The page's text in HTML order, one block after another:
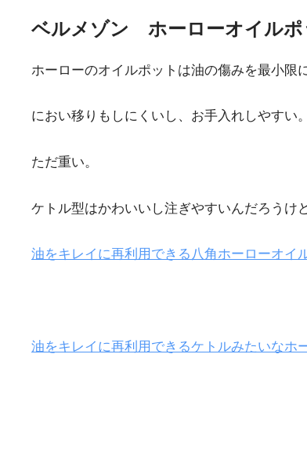
ベルメゾン ホーローオイルポ
ホーローのオイルポットは油の傷みを最小限
におい移りもしにくいし、お手入れしやすい。
ただ重い。
ケトル型はかわいいし注ぎやすいんだろうけ
油をキレイに再利用できる八角ホーローオイ
油をキレイに再利用できるケトルみたいなホ